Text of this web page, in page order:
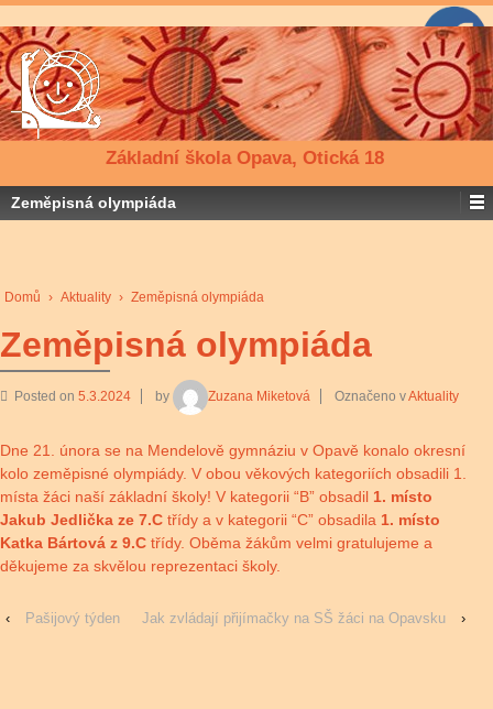
Základní škola Opava, Otická 18
Zeměpisná olympiáda
Domů › Aktuality › Zeměpisná olympiáda
Zeměpisná olympiáda
Posted on 5.3.2024 by Zuzana Miketová Označeno vAktuality
Dne 21. února se na Mendelově gymnáziu v Opavě konalo okresní
kolo zeměpisné olympiády. V obou věkových kategoriích obsadili 1.
místa žáci naší základní školy! V kategorii “B” obsadil 1. místo
Jakub Jedlička ze 7.C třídy a v kategorii “C” obsadila 1. místo
Katka Bártová z 9.C třídy. Oběma žákům velmi gratulujeme a
děkujeme za skvělou reprezentaci školy.
‹ Pašijový týden Jak zvládají přijímačky na SŠ žáci na Opavsku ›